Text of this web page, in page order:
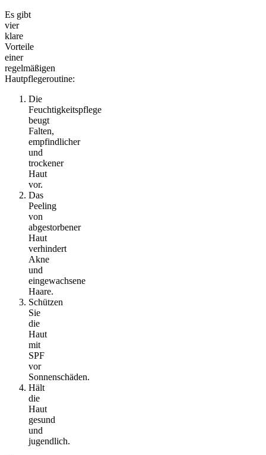
Es gibt
vier
klare
Vorteile
einer
regelmäßigen
Hautpflegeroutine:
Die
Feuchtigkeitspflege
beugt
Falten,
empfindlicher
und
trockener
Haut
vor.
Das
Peeling
von
abgestorbener
Haut
verhindert
Akne
und
eingewachsene
Haare.
Schützen
Sie
die
Haut
mit
SPF
vor
Sonnenschäden.
Hält
die
Haut
gesund
und
jugendlich.